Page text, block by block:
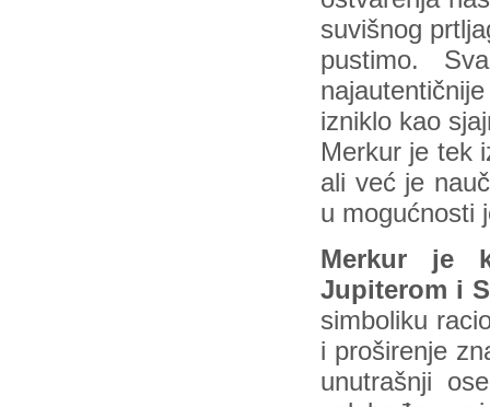
suvišnog
pustimo.
izniklo kao
Merkur je tek
ali već je
u mogućnosti
Merkur je
Jupiterom i
simboliku
i proširenje
unutrašnji